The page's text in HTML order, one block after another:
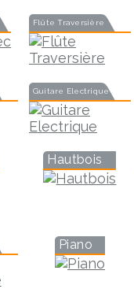
Flûte Traversière
Guitare Electrique
Hautbois
Piano